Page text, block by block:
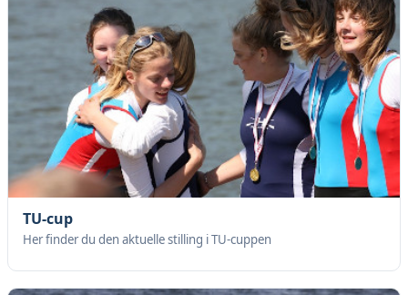
TU-cup
Her finder du den aktuelle stilling i TU-cuppen